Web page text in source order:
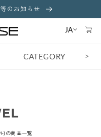
のお知らせ
JA
カ
ー
CATEGORY >
)の商品一覧